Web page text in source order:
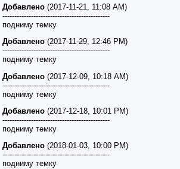
Добавлено (2017-11-21, 11:08 AM)
---------------------------------------------
подниму темку
Добавлено (2017-11-29, 12:46 PM)
---------------------------------------------
подниму темку
Добавлено (2017-12-09, 10:18 AM)
---------------------------------------------
подниму темку
Добавлено (2017-12-18, 10:01 PM)
---------------------------------------------
подниму темку
Добавлено (2018-01-03, 10:00 PM)
---------------------------------------------
подниму темку